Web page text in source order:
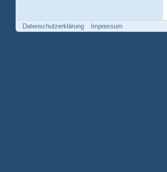
Datenschutzerklärung Impressum